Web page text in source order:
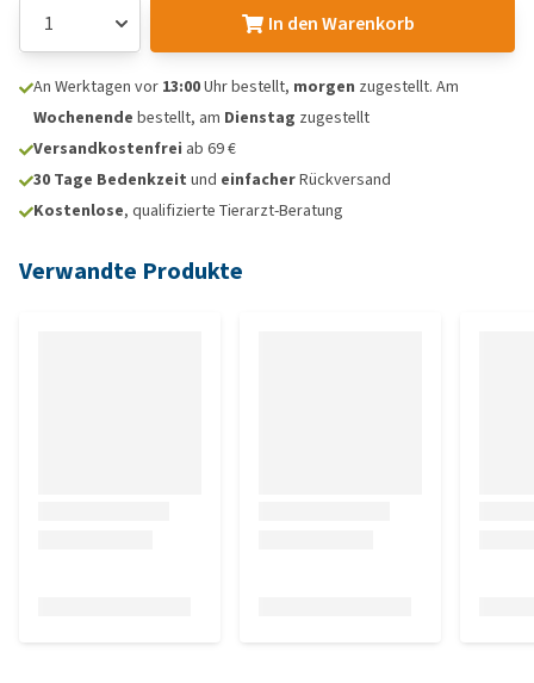
In den Warenkorb
An Werktagen vor 13:00Uhr bestellt, morgen zugestellt. Am
Wochenende bestellt, am Dienstag zugestellt
Versandkostenfrei ab 69 €
30 Tage Bedenkzeit und einfacherRückversand
Kostenlose, qualifizierte Tierarzt-Beratung
Verwandte Produkte